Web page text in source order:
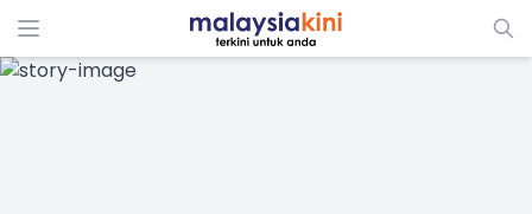
ADS